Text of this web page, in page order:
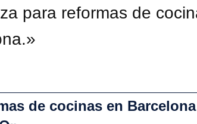
para reformas de
de cocinas en Barcelona